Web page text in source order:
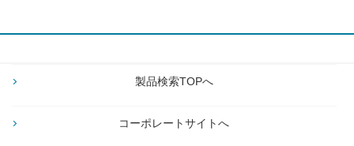
製品検索TOPへ
コーポレートサイトへ